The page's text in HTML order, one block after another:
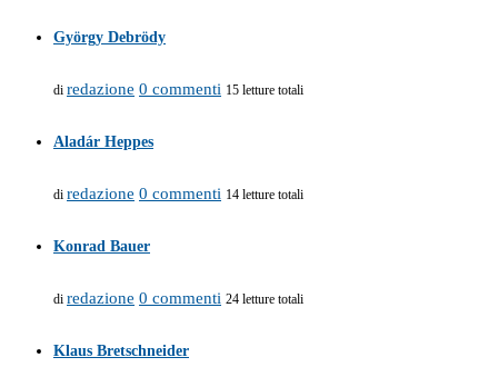
György Debrödy
di redazione 0 commenti 15 letture totali
Aladár Heppes
di redazione 0 commenti 14 letture totali
Konrad Bauer
di redazione 0 commenti 24 letture totali
Klaus Bretschneider